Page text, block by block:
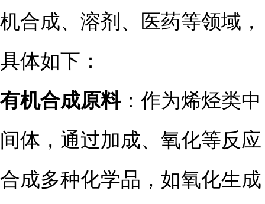
机合成、溶剂、医药等领域，
具体如下：
有机合成原料：作为烯烃类中
间体，通过加成、氧化等反应
合成多种化学品，如氧化生成